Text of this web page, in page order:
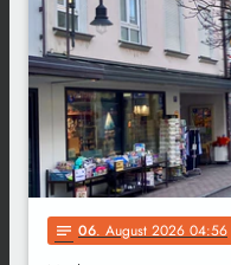
notes 06. August 2026 04:56